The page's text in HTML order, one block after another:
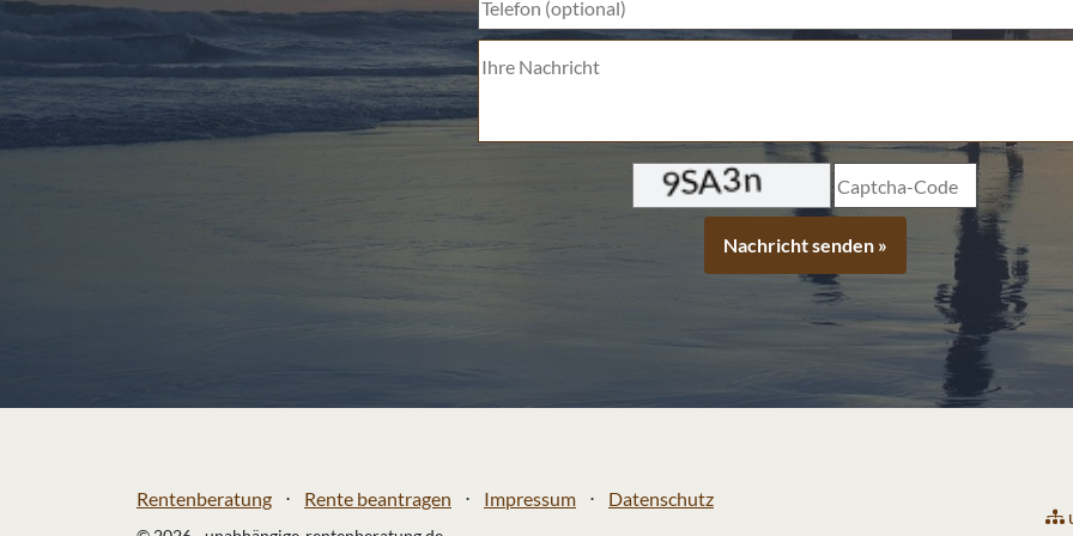
Captcha-Code
Rentenberatung ⋅ Rente beantragen ⋅ Impressum ⋅ Datenschutz